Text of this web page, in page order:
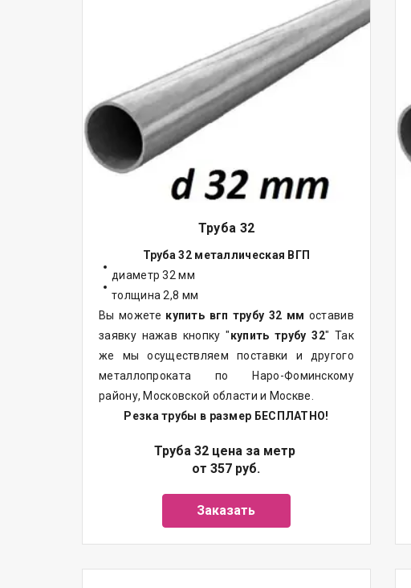
Труба 32
Труба 32 металлическая ВГП
диаметр 32 мм
толщина 2,8 мм
Вы можете купить вгп трубу 32 мм оставив
заявку нажав кнопку "купить трубу 32" Так
же мы осуществляемпоставки и другого
металлопроката по Наро-Фоминскому
району, Московской области и Москве.
Резка трубы в размер БЕСПЛАТНО!
Труба 32 цена за метр
от 357 руб.
Заказать